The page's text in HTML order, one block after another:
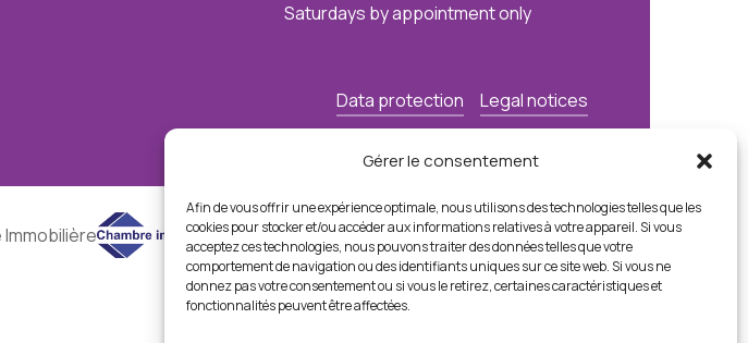
Gérer le consentement
Afin de vous offrir une expérience optimale, nous utilisons des technologies telles que les
cookies pour stocker et/ou accéder aux informations relatives à votre appareil. Si vous
acceptez ces technologies, nous pouvons traiter des données telles que votre
comportement de navigation ou des identifiants uniques sur ce site web. Si vous ne
donnez pas votre consentement ou si vous le retirez, certaines caractéristiques et
fonctionnalités peuvent être affectées.
Saturdays by appointment only
Data protection Legal notices